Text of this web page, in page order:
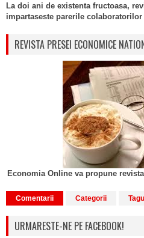
La doi ani de existenta fructoasa,
impartaseste parerile
REVISTA PRESEI ECONOMICE
Economia Online va propune
Comentarii Categorii
URMARESTE-NE PE FACEBOOK!